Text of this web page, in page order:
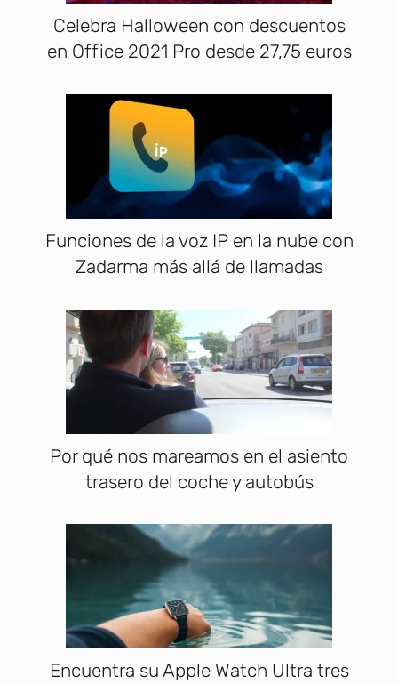
Celebra Halloween con descuentos
en Office 2021 Pro desde 27,75 euros
Funciones de la voz IP en la nube con
Zadarma más allá de llamadas
Por qué nos mareamos en el asiento
trasero del coche y autobús
Encuentra su Apple Watch Ultra tres